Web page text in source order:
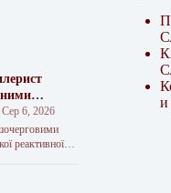
нині є
гармати.
Сер 6, 2026
реактивної
установки
и